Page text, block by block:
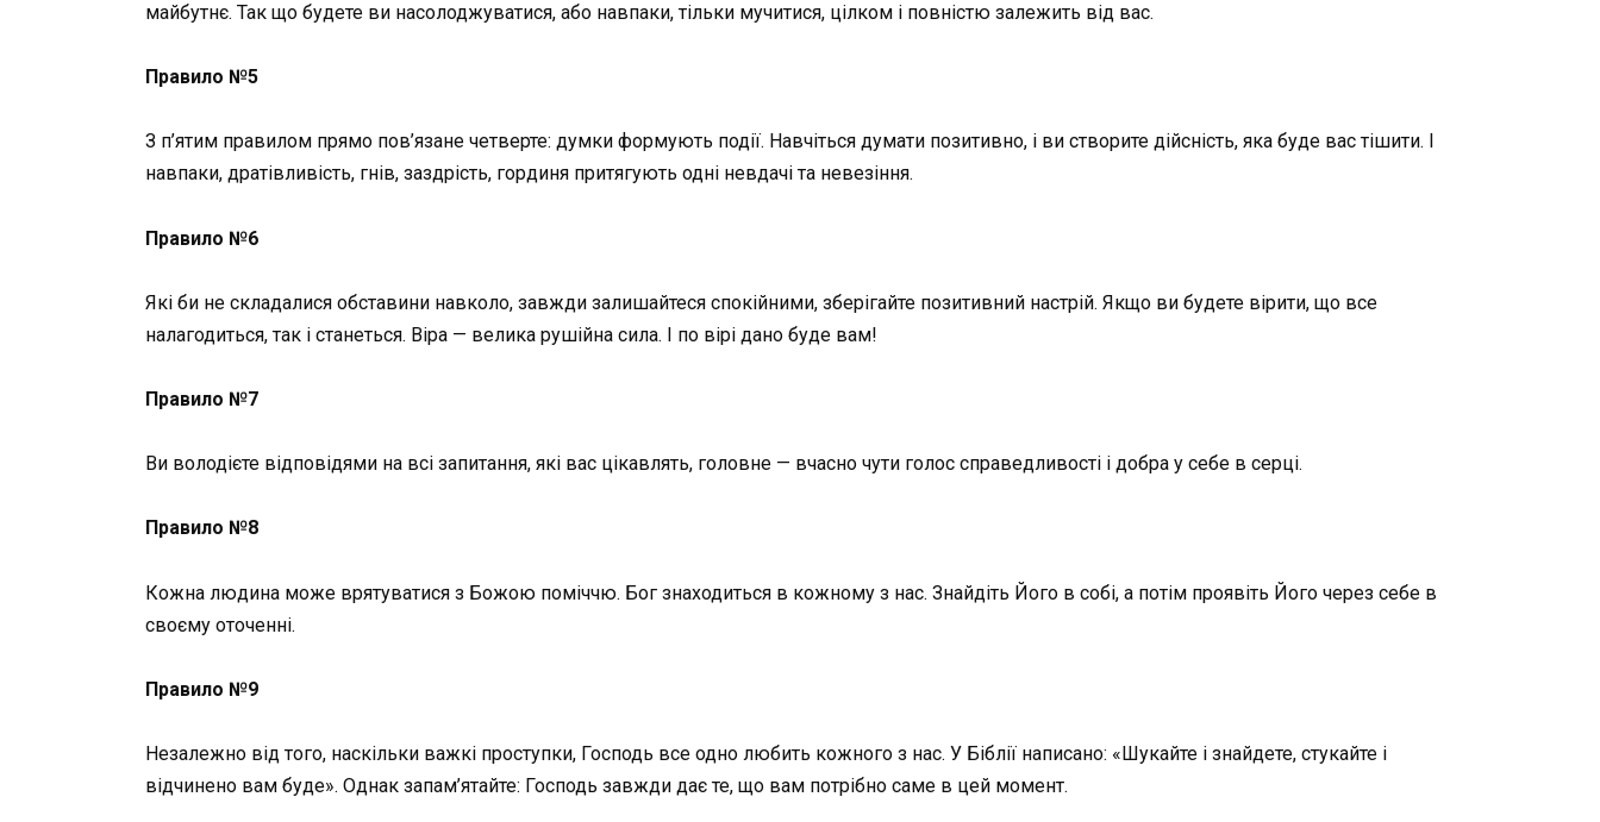
майбутнє. Так що будете ви насолоджуватися, або навпаки, тільки мучитися, цілком і повністю залежить від вас.
Правило №5
З п’ятим правилом прямо пов’язане четверте: думки формують події. Навчіться думати позитивно, і ви створите дійсність, яка буде вас тішити. І
навпаки, дратівливість, гнів, заздрість, гординя притягують одні невдачі та невезіння.
Правило №6
Які би не складалися обставини навколо, завжди залишайтеся спокійними, зберігайте позитивний настрій. Якщо ви будете вірити, що все
налагодиться, так і станеться. Віра — велика рушійна сила. І по вірі дано буде вам!
Правило №7
Ви володієте відповідями на всі запитання, які вас цікавлять, головне — вчасно чути голос справедливості і добра у себе в серці.
Правило №8
Кожна людина може врятуватися з Божою поміччю. Бог знаходиться в кожному з нас. Знайдіть Його в собі, а потім проявіть Його через себе в
своєму оточенні.
Правило №9
Незалежно від того, наскільки важкі проступки, Господь все одно любить кожного з нас. У Біблії написано: «Шукайте і знайдете, стукайте і
відчинено вам буде». Однак запам’ятайте: Господь завжди дає те, що вам потрібно саме в цей момент.